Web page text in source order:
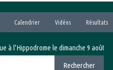
Calendrier Vidéos Résultats
le dimanche 9 août 2026
Rechercher